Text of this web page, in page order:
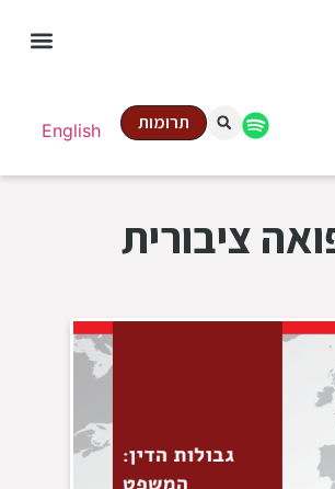
English תרומות
ציבורית